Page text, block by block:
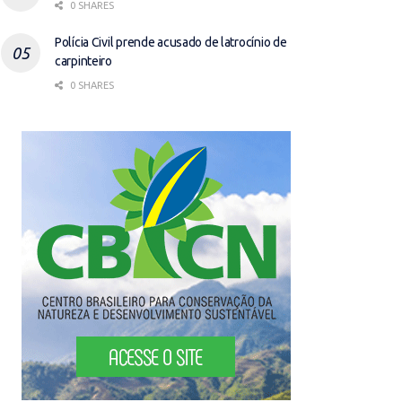
0 SHARES
Polícia Civil prende acusado de latrocínio de
carpinteiro
0 SHARES